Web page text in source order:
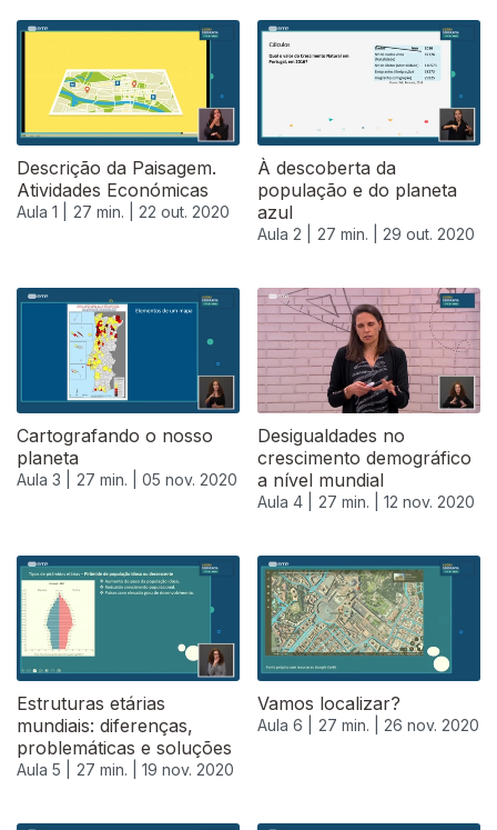
Descrição da Paisagem.
Atividades Económicas
Aula 1 | 27 min. | 22 out. 2020
À descoberta da
população e do planeta
azul
Aula 2 | 27 min. | 29 out. 2020
Cartografando o nosso
planeta
Aula 3 | 27 min. | 05 nov. 2020
Desigualdades no
crescimento demográfico
a nível mundial
Aula 4 | 27 min. | 12 nov. 2020
Estruturas etárias
mundiais: diferenças,
problemáticas e soluções
Aula 5 | 27 min. | 19 nov. 2020
Vamos localizar?
Aula 6 | 27 min. | 26 nov. 2020